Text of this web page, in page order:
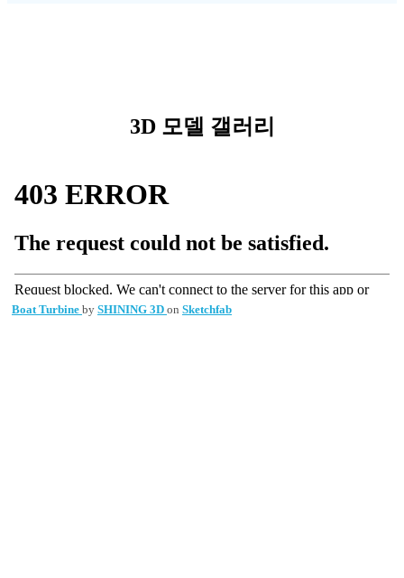
3D 모델 갤러리
Boat Turbine by SHINING 3D on Sketchfab